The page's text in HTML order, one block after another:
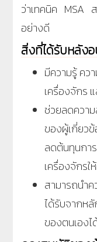
ว่าเทคนิค MSA ส
อย่างดี
สิ่งที่ได้รับหลัง
มีความรู้ คว
เครื่องจักร
ช่วยลดควา
ของผู้เกี่ยว
ลดต้นทุนกา
เครื่องจักร
สามารถนำค
ได้รับจากหลั
ของตนเองไ